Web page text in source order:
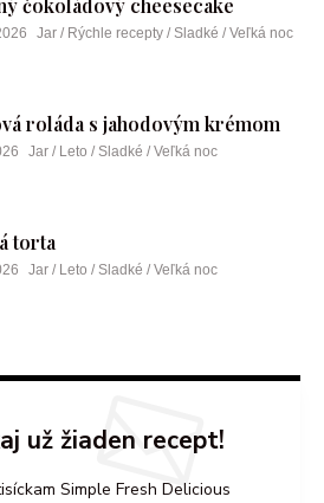
čokoládový cheesecake
Jar / Rýchle recepty / Sladké / Veľká noc
roláda s jahodovým krémom
Jar / Leto / Sladké / Veľká noc
torta
Jar / Leto / Sladké / Veľká noc
už žiaden recept!
Simple Fresh Delicious